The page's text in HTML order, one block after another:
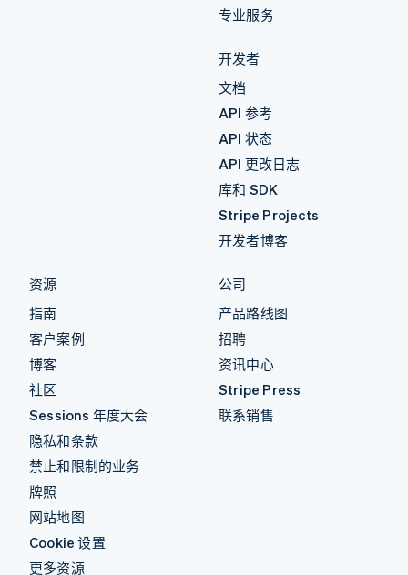
专业服务
开发者
文档
API 参考
API 状态
API 更改日志
库和 SDK
Stripe Projects
开发者博客
资源
指南
客户案例
博客
社区
Sessions 年度大会
隐私和条款
禁止和限制的业务
牌照
网站地图
Cookie 设置
更多资源
公司
产品路线图
招聘
资讯中心
Stripe Press
联系销售